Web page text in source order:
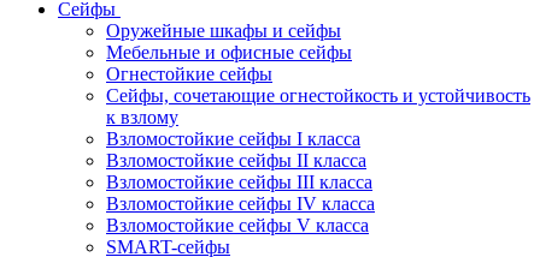
Сейфы
Оружейные шкафы и сейфы
Мебельные и офисные сейфы
Огнестойкие сейфы
Сейфы, сочетающие огнестойкость и устойчивость
к взлому
Взломостойкие сейфы I класса
Взломостойкие сейфы II класса
Взломостойкие сейфы III класса
Взломостойкие сейфы IV класса
Взломостойкие сейфы V класса
SMART-сейфы